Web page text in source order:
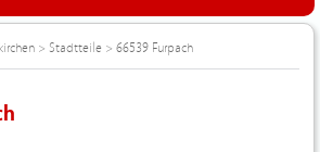
> Stadtteile > 66539 Furpach